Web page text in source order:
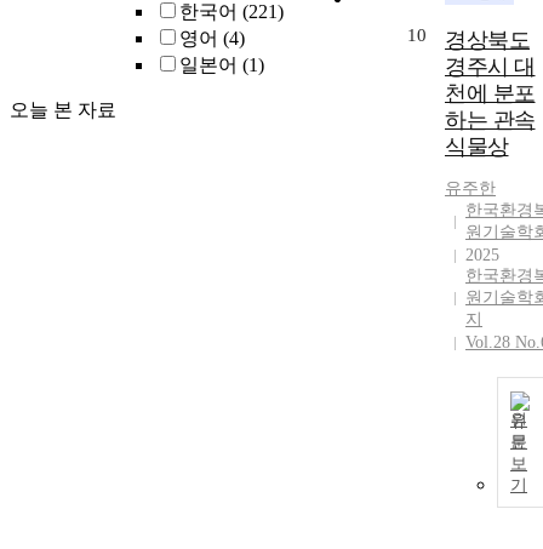
한국어 (221)
영어 (4)
일본어 (1)
오늘 본 자료
10
경상북도
경주시 대
천에 분포
하는 관속
식물상
유주한
한국환경
원기술학
2025
한국환경
원기술학
지
Vol.28
원
문
보
기